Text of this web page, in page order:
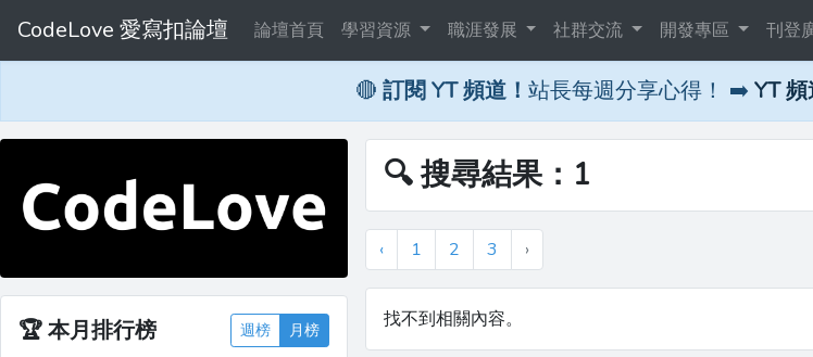
CodeLove 愛寫扣論壇 論壇首頁 學習資源 職涯發展 社群交流 開發專區 刊登
🔴 訂閱 YT 頻道！ 站長每週分享心得！ ➡️ YT
🏆本月排行榜 週榜 月榜
🔍 搜尋結果：1
‹ 1 2 3 ›
找不到相關內容。